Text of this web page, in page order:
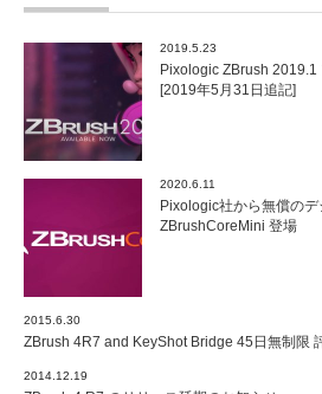
2019.5.23
Pixologic ZBrush 2019.1
[2019年5月31日追記]
2020.6.11
Pixologic社から無償のデ
ZBrushCoreMini 登場
2015.6.30
ZBrush 4R7 and KeyShot Bridge 45日無制限
2014.12.19